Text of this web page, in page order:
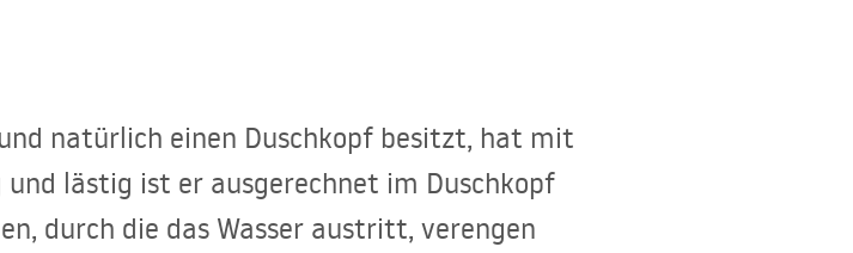
natürlich einen Duschkopf besitzt, hat mit
lästig ist er ausgerechnet im Duschkopf
durch die das Wasser austritt, verengen